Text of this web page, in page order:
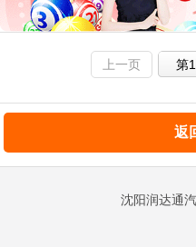
上一页 第
返
沈阳润达通